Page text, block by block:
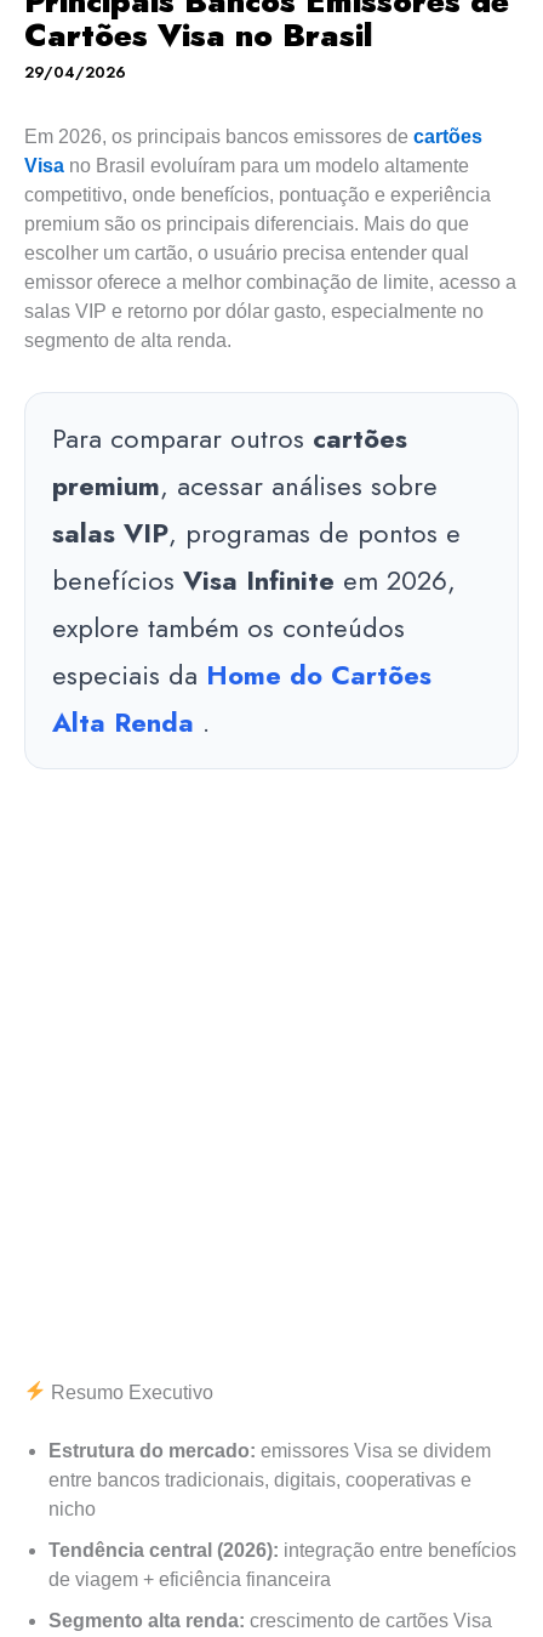
Cartões Visa no Brasil
29/04/2026
Em 2026, os principais bancos emissores de cartões
Visa no Brasil evoluíram para um modelo altamente
competitivo, onde benefícios, pontuação e experiência
premium são os principais diferenciais. Mais do que
escolher um cartão, o usuário precisa entender qual
emissor oferece a melhor combinação de limite, acesso a
salas VIP e retorno por dólar gasto, especialmente no
segmento de alta renda.
Para comparar outros cartões
premium, acessar análises sobre
salas VIP, programas de pontos e
benefícios Visa Infinite em 2026,
explore também os conteúdos
especiais da Home do Cartões
Alta Renda .
Resumo Executivo
Estrutura do mercado: emissores Visa se dividem
entre bancos tradicionais, digitais, cooperativas e
nicho
Tendência central (2026): integração entre benefícios
de viagem + eficiência financeira
Segmento alta renda: crescimento de cartões Visa